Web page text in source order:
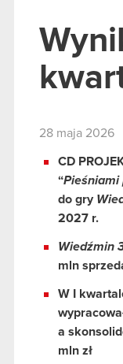
28 maja 2026
CD
“Pieśniami
do gry
2027 r.
Wiedźmin
mln
W I
a
mln zł